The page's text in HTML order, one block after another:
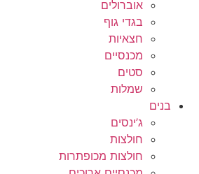
אוברולים
בגדי גוף
חצאיות
מכנסיים
סטים
שמלות
בנים
ג’ינסים
חולצות
חולצות מכופתרות